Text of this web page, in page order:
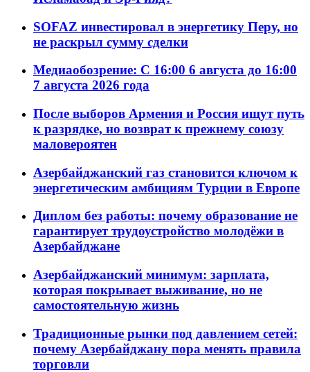
SOFAZ инвестировал в энергетику Перу, но
не раскрыл сумму сделки
Медиаобозрение: С 16:00 6 августа до 16:00
7 августа 2026 года
После выборов Армения и Россия ищут путь
к разрядке, но возврат к прежнему союзу
маловероятен
Азербайджанский газ становится ключом к
энергетическим амбициям Турции в Европе
Диплом без работы: почему образование не
гарантирует трудоустройство молодёжи в
Азербайджане
Азербайджанский минимум: зарплата,
которая покрывает выживание, но не
самостоятельную жизнь
Традиционные рынки под давлением сетей:
почему Азербайджану пора менять правила
торговли